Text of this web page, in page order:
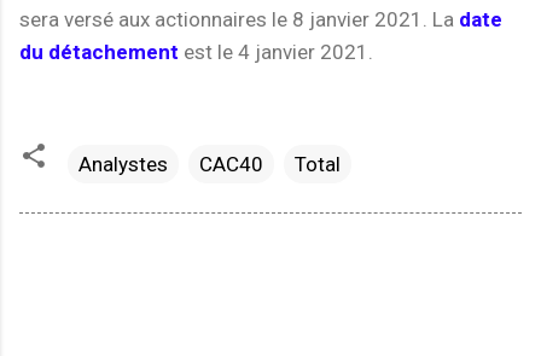
sera versé aux actionnaires le 8 janvier 2021. La date
du détachement est le 4 janvier 2021.
Analystes CAC40 Total